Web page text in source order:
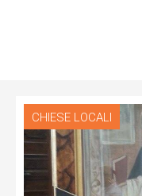
CHIESE LOCALI